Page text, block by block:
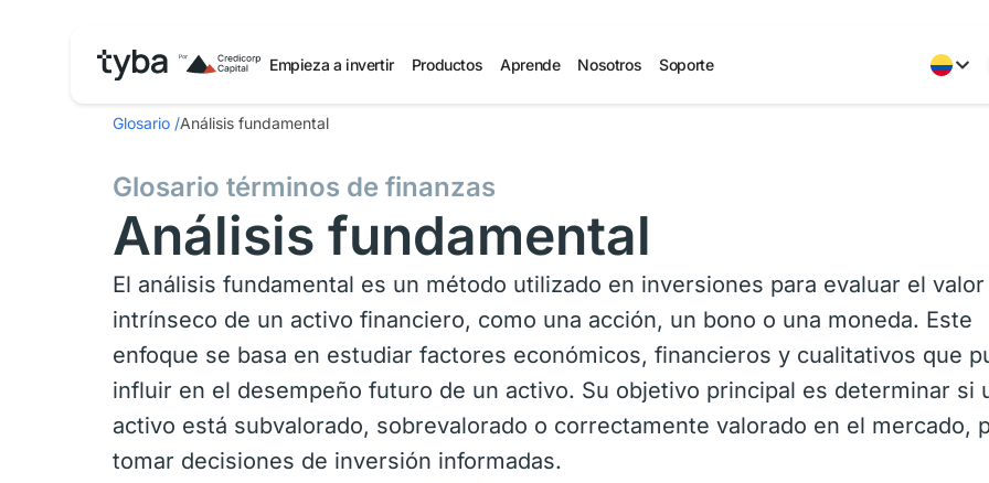
Empieza a invertir Productos Aprende Nosotros Soporte
Glosario /Análisis fundamental
Glosario términos de finanzas
Análisis fundamental
El análisis fundamental es un método utilizado en inversiones para evaluar el valor
intrínseco de un activo financiero, como una acción, un bono o una moneda. Este
enfoque se basa en estudiar factores económicos, financieros y cualitativos que
influir en el desempeño futuro de un activo. Su objetivo principal es determinar si
activo está subvalorado, sobrevalorado o correctamente valorado en el mercado,
tomar decisiones de inversión informadas.